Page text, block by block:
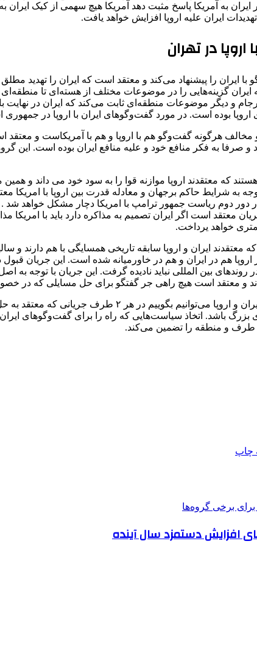
به آمریکا پاسخ مثبت دهد آمریکا هیچ سهمی از کیک ایران
ایران علیه اروپا افزایش خواهد یافت.
در تهران
ایران را پیشنهاد می‌کند و معتقد است که ایران را تهدید
گزینه‌هایی را در موضوعات مختلف از هسته‌ای تا
و دیگر موضوعات منطقه‌ای ثابت می‌کند که ایران در نهایت
بوده است. در مورد گفت‌وگوهای ایران با اروپا در جمهوری
و مخالف هرگونه گفت‌وگو هم با اروپا و هم با آمریکاست و
و صرفا به فکر منافع خود و علیه منافع ایران بوده است. این
که معتقدند اروپا موازنه قوا را به سود خود می داند و
به شرایط حاکم برجهان و معادله قدرت بین اروپا با
در دور دوم ریاست جمهور ترامپ با امریکا دچار مشکل خواهد
معتقد است اگر ایران تصمیم به مذاکره دارد باید با امریکا
خواهد یرداخت.
معتقدند ایران و اروپا سابقه تاریخی همسایگی با هم دارند
هم در ایران و هم در خاورمیانه شده است. این جریان
روندهای بین المللی نباید نادیده گرفت. این جریان با
و معتقد است هیچ راهی جر گفتگو برای حل مسایلی که در
وی در پایان تصریح کرد: با بررسی محتوای نظرات جریانات
و این موضوع می‌تواند برای هر ۲ طرف هشداری بزرگ باشد. اتخاذ سیاست‌هایی که راه
چاپ